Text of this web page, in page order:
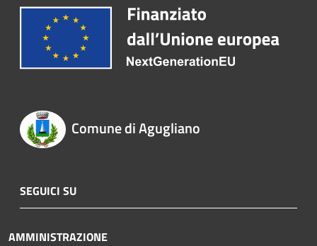
Comune di Agugliano
SEGUICI SU
AMMINISTRAZIONE